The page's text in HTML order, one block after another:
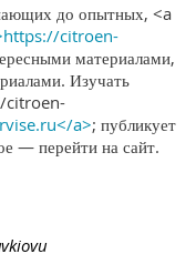
до опытных, <a
citroen-
материалами,
Изучать
citroen-
a>; публикует
— перейти на сайт.